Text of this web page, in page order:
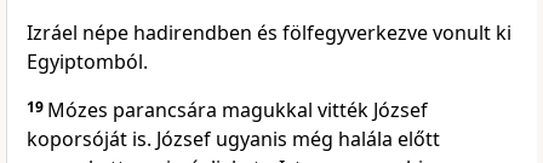
Izráel népe hadirendben és fölfegyverkezve vonult ki
Egyiptomból.
19 Mózes parancsára magukkal vitték József
koporsóját is. József ugyanis még halála előtt